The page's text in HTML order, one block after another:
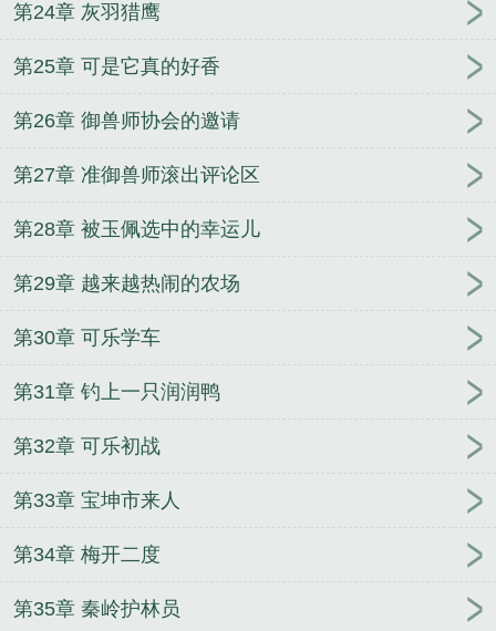
第24章 灰羽猎鹰
第25章 可是它真的好香
第26章 御兽师协会的邀请
第27章 准御兽师滚出评论区
第28章 被玉佩选中的幸运儿
第29章 越来越热闹的农场
第30章 可乐学车
第31章 钓上一只润润鸭
第32章 可乐初战
第33章 宝坤市来人
第34章 梅开二度
第35章 秦岭护林员